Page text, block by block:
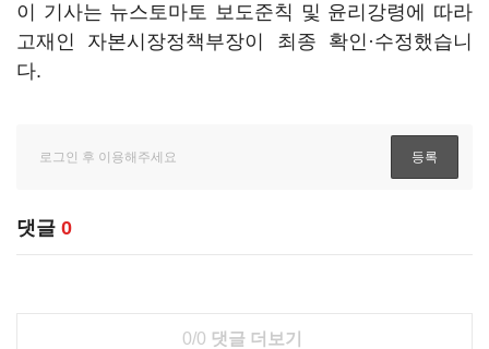
이 기사는 뉴스토마토 보도준칙 및 윤리강령에 따라
고재인 자본시장정책부장이 최종 확인·수정했습니
다.
댓글 0
0/0 댓글 더보기